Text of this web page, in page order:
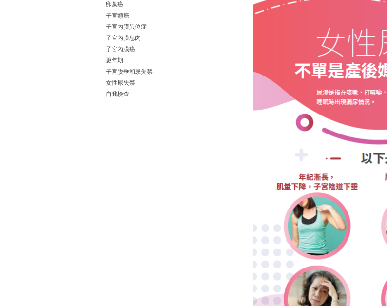
卵巢癌
子宮頸癌
子宮內膜異位症
子宮內膜息肉
子宮內膜癌
更年期
子宫脱垂和尿失禁
女性尿失禁
自我檢查